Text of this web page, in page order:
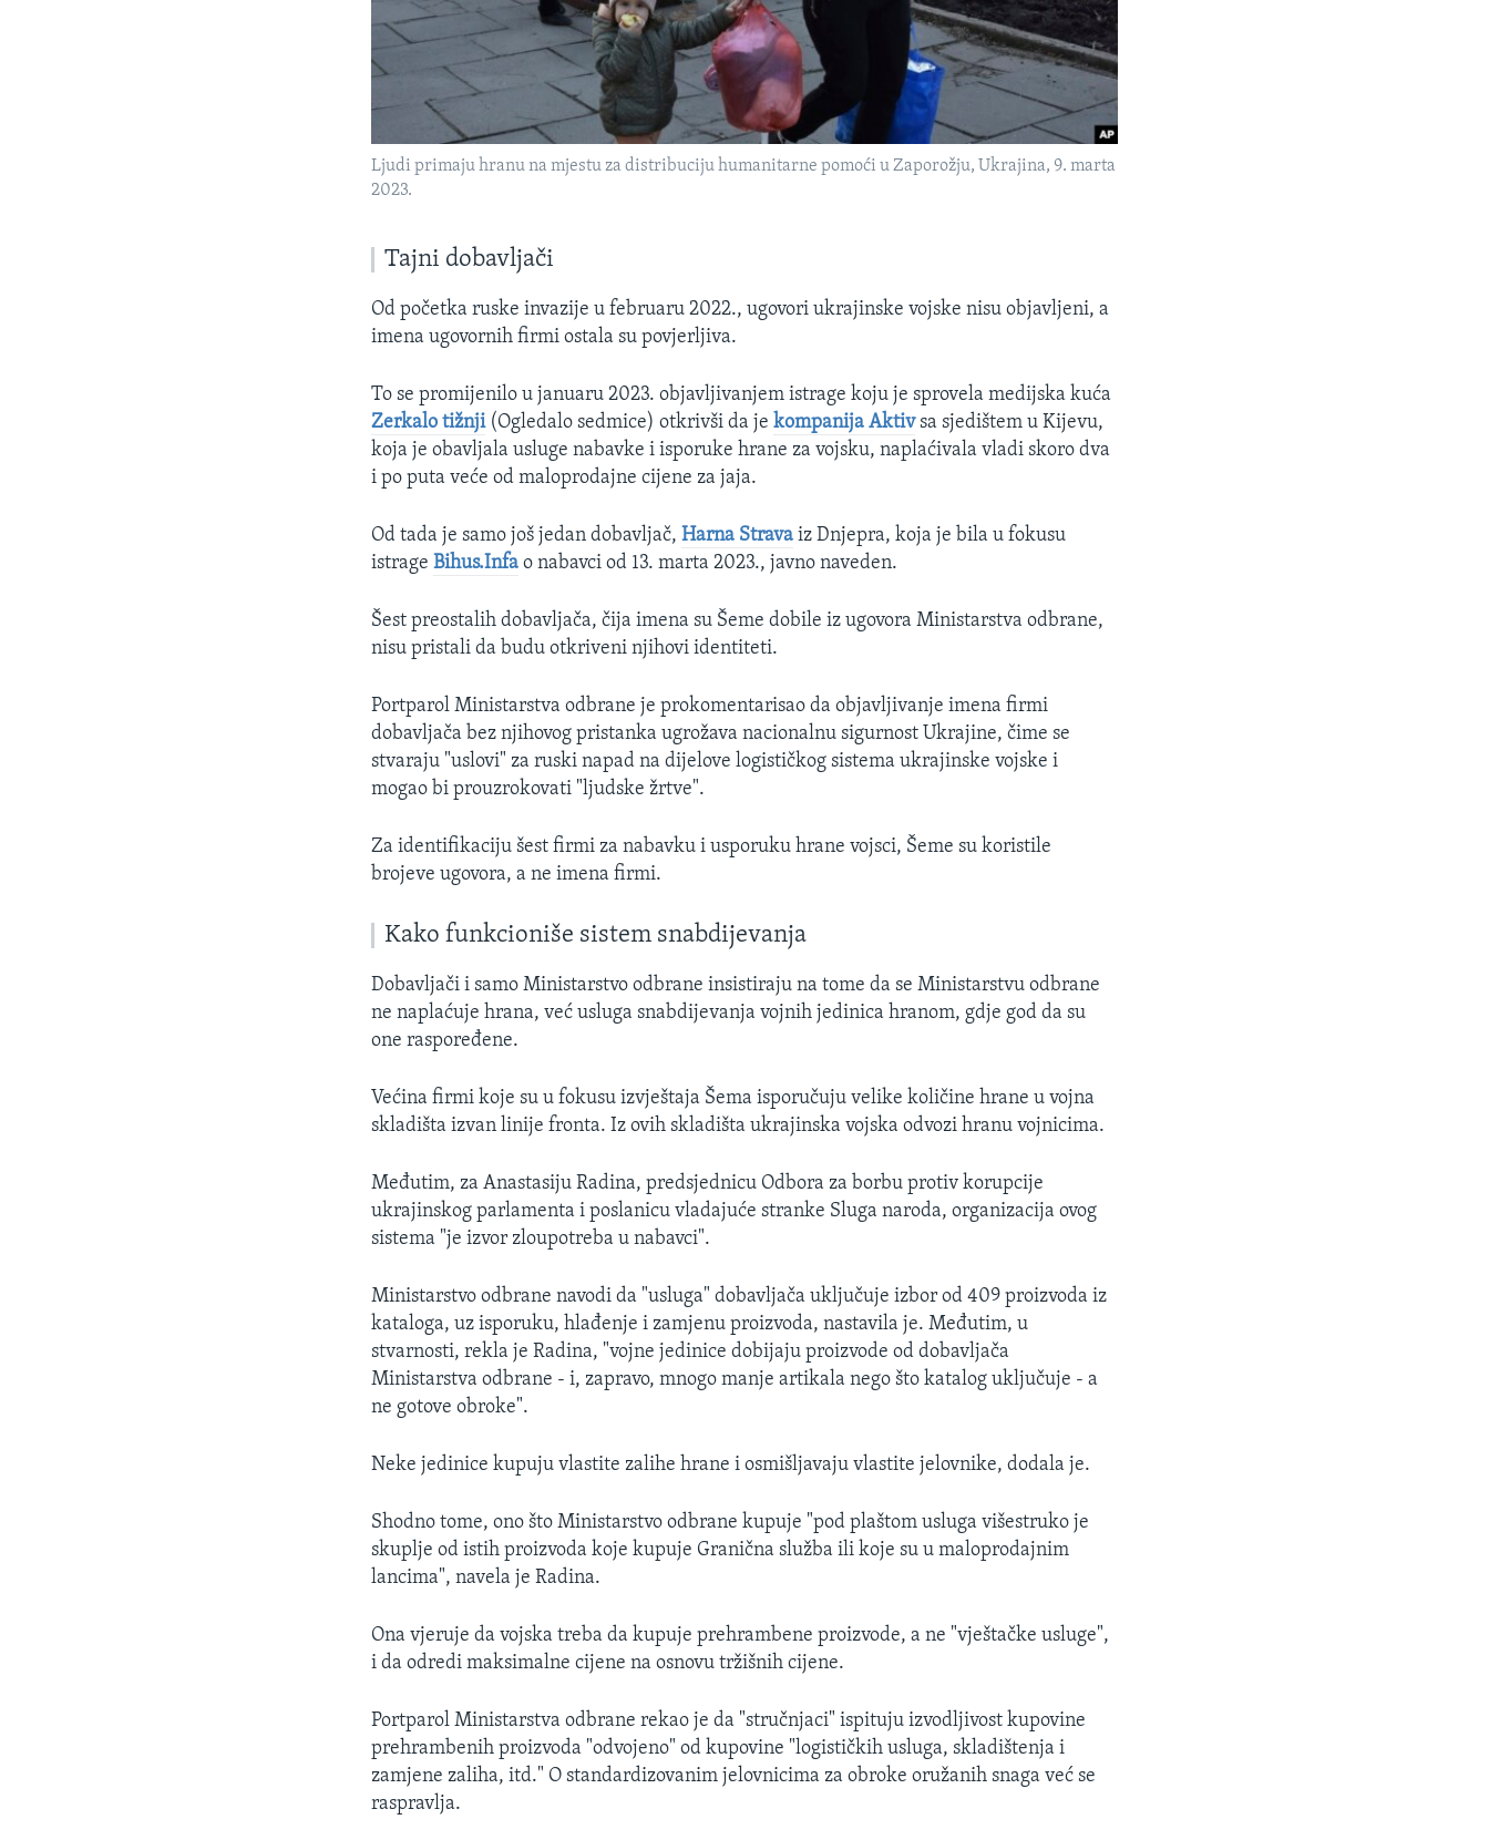
Ljudi primaju hranu na mjestu za distribuciju humanitarne pomoći u Zaporožju, Ukrajina, 9. marta
2023.
Tajni dobavljači
Od početka ruske invazije u februaru 2022., ugovori ukrajinske vojske nisu objavljeni, a
imena ugovornih firmi ostala su povjerljiva.
To se promijenilo u januaru 2023. objavljivanjem istrage koju je sprovela medijska kuća
Zerkalo tižnji(Ogledalo sedmice) otkrivši da jekompanija Aktivsa sjedištem u Kijevu,
koja je obavljala usluge nabavke i isporuke hrane za vojsku, naplaćivala vladi skoro dva
i po puta veće od maloprodajne cijene za jaja.
Od tada je samo još jedan dobavljač,Harna Strava iz Dnjepra, koja je bila u fokusu
istrageBihus.Infa o nabavci od 13. marta 2023., javno naveden.
Šest preostalih dobavljača, čija imena su Šeme dobile iz ugovora Ministarstva odbrane,
nisu pristali da budu otkriveni njihovi identiteti.
Portparol Ministarstva odbrane je prokomentarisao da objavljivanje imena firmi
dobavljača bez njihovog pristanka ugrožava nacionalnu sigurnost Ukrajine, čime se
stvaraju "uslovi" za ruski napad na dijelove logističkog sistema ukrajinske vojske i
mogao bi prouzrokovati "ljudske žrtve".
Za identifikaciju šest firmi za nabavku i usporuku hrane vojsci, Šeme su koristile
brojeve ugovora, a ne imena firmi.
Kako funkcioniše sistem snabdijevanja
Dobavljači i samo Ministarstvo odbrane insistiraju na tome da se Ministarstvu odbrane
ne naplaćuje hrana, već usluga snabdijevanja vojnih jedinica hranom, gdje god da su
one raspoređene.
Većina firmi koje su u fokusu izvještaja Šema isporučuju velike količine hrane u vojna
skladišta izvan linije fronta. Iz ovih skladišta ukrajinska vojska odvozi hranu vojnicima.
Međutim, za Anastasiju Radina, predsjednicu Odbora za borbu protiv korupcije
ukrajinskog parlamenta i poslanicu vladajuće stranke Sluga naroda, organizacija ovog
sistema "je izvor zloupotreba u nabavci".
Ministarstvo odbrane navodi da "usluga" dobavljača uključuje izbor od 409 proizvoda iz
kataloga, uz isporuku, hlađenje i zamjenu proizvoda, nastavila je. Međutim, u
stvarnosti, rekla je Radina, "vojne jedinice dobijaju proizvode od dobavljača
Ministarstva odbrane - i, zapravo, mnogo manje artikala nego što katalog uključuje - a
ne gotove obroke".
Neke jedinice kupuju vlastite zalihe hrane i osmišljavaju vlastite jelovnike, dodala je.
Shodno tome, ono što Ministarstvo odbrane kupuje "pod plaštom usluga višestruko je
skuplje od istih proizvoda koje kupuje Granična služba ili koje su u maloprodajnim
lancima", navela je Radina.
Ona vjeruje da vojska treba da kupuje prehrambene proizvode, a ne "vještačke usluge",
i da odredi maksimalne cijene na osnovu tržišnih cijene.
Portparol Ministarstva odbrane rekao je da "stručnjaci" ispituju izvodljivost kupovine
prehrambenih proizvoda "odvojeno" od kupovine "logističkih usluga, skladištenja i
zamjene zaliha, itd." O standardizovanim jelovnicima za obroke oružanih snaga već se
raspravlja.